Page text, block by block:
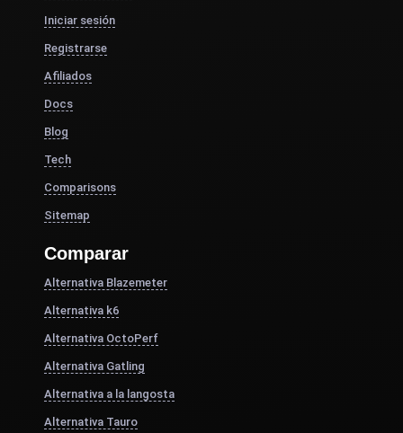
Iniciar sesión
Registrarse
Afiliados
Docs
Blog
Tech
Comparisons
Sitemap
Comparar
Alternativa Blazemeter
Alternativa k6
Alternativa OctoPerf
Alternativa Gatling
Alternativa a la langosta
Alternativa Tauro